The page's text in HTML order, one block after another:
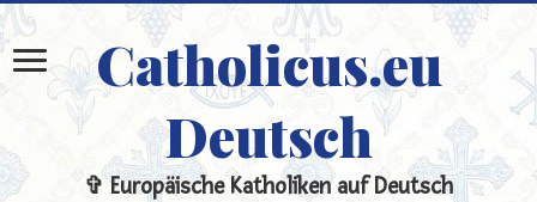
Catholicus.eu
Deutsch
✞ Europäische Katholiken auf Deutsch